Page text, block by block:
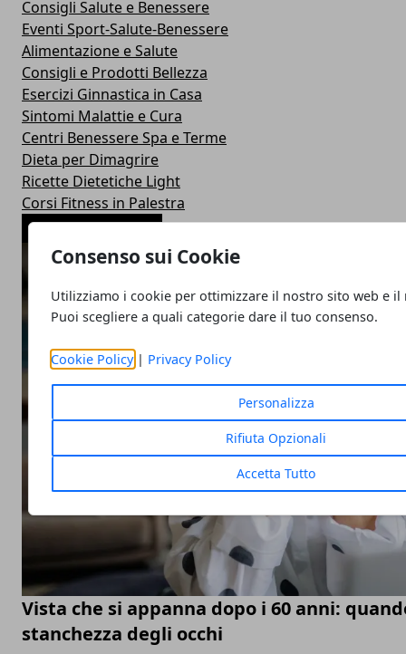
Consenso sui Cookie
Utilizziamo i cookie per ottimizzare il nostro sito web e il
Puoi scegliere a quali categorie dare il tuo consenso.
Cookie Policy| Privacy Policy
Personalizza
Rifiuta Opzionali
Accetta Tutto
Consigli Salute e Benessere
Eventi Sport-Salute-Benessere
Alimentazione e Salute
Consigli e Prodotti Bellezza
Esercizi Ginnastica in Casa
Sintomi Malattie e Cura
Centri Benessere Spa e Terme
Dieta per Dimagrire
Ricette Dietetiche Light
Corsi Fitness in Palestra
ARTICOLI POPOLARI
Vista che si appanna dopo i 60 anni:
stanchezza degli occhi